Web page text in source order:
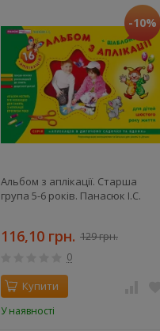
-10%
Альбом з аплікації. Старша
група 5-6 років. Панасюк І.С.
116,10 грн. 129 грн.
0
Купити
У наявності